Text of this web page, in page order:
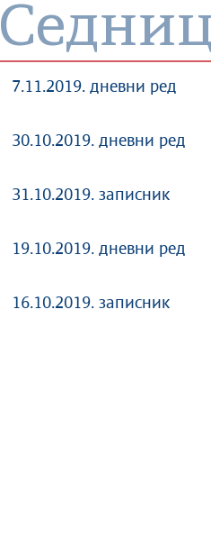
7.11.2019. дневни ред
30.10.2019. дневни ред
31.10.2019. записник
19.10.2019. дневни ред
16.10.2019. записник